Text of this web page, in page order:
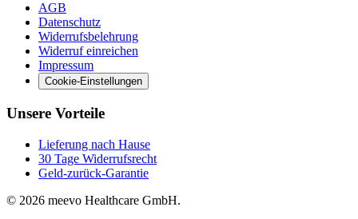
AGB
Datenschutz
Widerrufsbelehrung
Widerruf einreichen
Impressum
Cookie-Einstellungen
Unsere Vorteile
Lieferung nach Hause
30 Tage Widerrufsrecht
Geld-zurück-Garantie
© 2026 meevo Healthcare GmbH.